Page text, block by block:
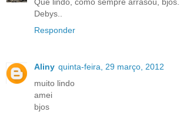
Debys..
Responder
Aliny quinta-feira, 29 março, 2012
muito lindo
amei
bjos